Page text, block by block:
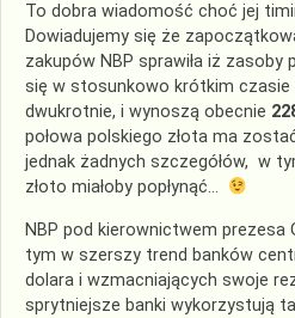
To dobra wiadomość choć jej
Dowiadujemy się że
zakupów NBP sprawiła iż zasoby
się w stosunkowo krótkim czasie
dwukrotnie, i wynoszą obecnie
połowa polskiego złota ma
jednak żadnych szczegółów, w
złoto miałoby popłynąć…
NBP pod kierownictwem prezesa
tym w szerszy trend banków
dolara i wzmacniających swoje
sprytniejsze banki wykorzystują